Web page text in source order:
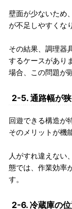
壁面が少ないため
が不足しやすくな
その結果、調理器
するケースがあり
場合、この問題が
2-5. 通路幅が
回遊できる構造が
そのメリットが機
人がすれ違えない
態では、作業効率
す。
2-6. 冷蔵庫の